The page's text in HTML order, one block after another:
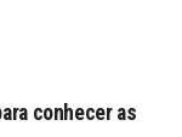
conhecer as